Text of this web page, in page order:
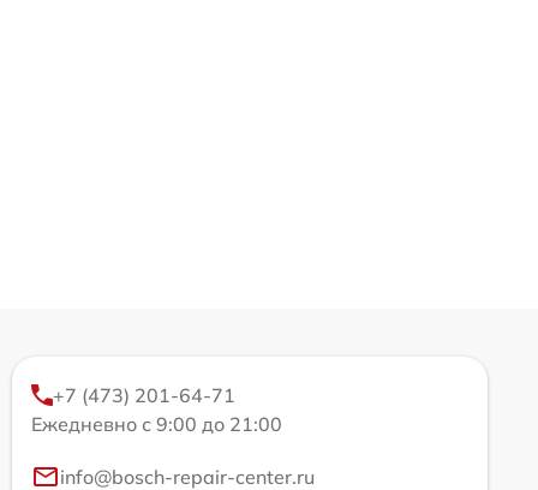
+7 (473) 201-64-71
Ежедневно с 9:00 до 21:00
info@bosch-repair-center.ru